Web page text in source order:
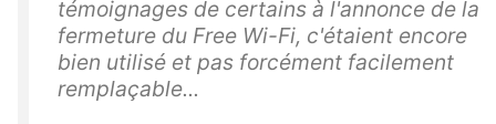
témoignages de certains à l'annonce de la
fermeture du Free Wi-Fi, c'étaient encore
bien utilisé et pas forcément facilement
remplaçable...